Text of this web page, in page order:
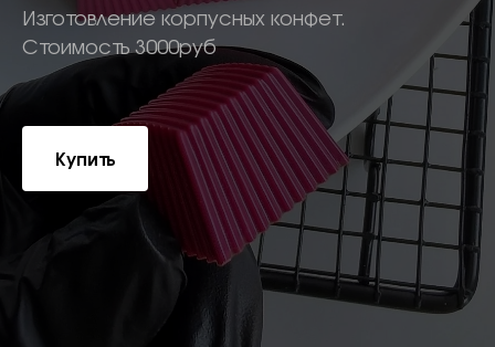
Изготовление корпусных конфет.
Стоимость 3000руб
Купить